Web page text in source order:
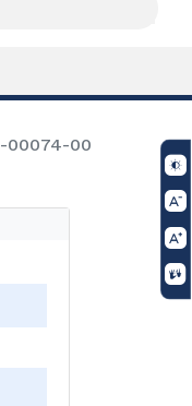
00074-00